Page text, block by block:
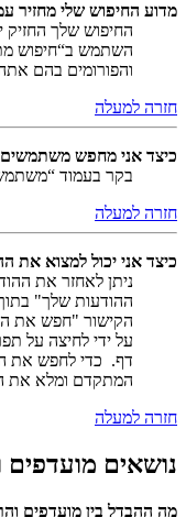
מדוע החיפוש שלי מחזיר
החיפוש שלך החזיק
השתמש ב“חיפוש
והפורומים בהם
חזרה למעלה
כיצד אני מחפש
בקר בעמוד
חזרה למעלה
כיצד אני יכול למצוא את
ניתן לאחזר את
ההודעות שלך"
הקישור "חפש את
על ידי לחיצה על
דף. כדי לחפש את
המתקדם ומלא את
חזרה למעלה
נושאים
מה ההבדל בין מועדפים